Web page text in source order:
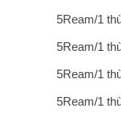
5Ream/1
5Ream/1
5Ream/1
5Ream/1